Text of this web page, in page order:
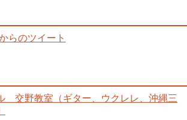
らのツイート
交野教室（ギター、ウクレレ、沖縄三